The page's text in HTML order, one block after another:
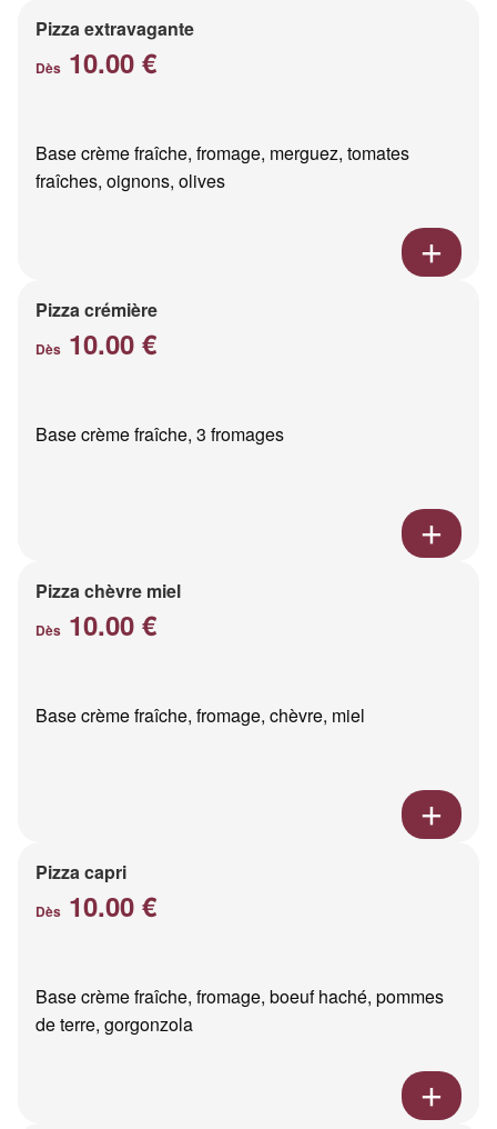
Pizza extravagante
Dès 10.00 €
Base crème fraîche, fromage, merguez, tomates
fraîches, oignons, olives
Pizza crémière
Dès 10.00 €
Base crème fraîche, 3 fromages
Pizza chèvre miel
Dès 10.00 €
Base crème fraîche, fromage, chèvre, miel
Pizza capri
Dès 10.00 €
Base crème fraîche, fromage, boeuf haché, pommes
de terre, gorgonzola